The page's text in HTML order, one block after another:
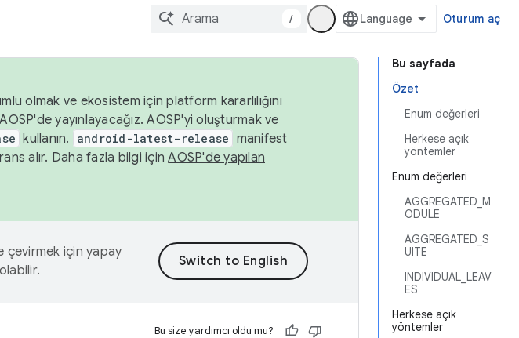
/ Oturum aç
Bu sayfada
Özet
Enum değerleri
Herkese açık
yöntemler
Enum değerleri
AGGREGATED_M
ODULE
AGGREGATED_S
UITE
INDIVIDUAL_LEAV
ES
Herkese açık
yöntemler
olmak ve ekosistem için platform kararlılığını
yayınlayacağız. AOSP'yi oluşturmak ve
kullanın. android-latest-release manifest
alır. Daha fazla bilgi içinAOSP'de yapılan
çevirmek için yapay
Bu size yardımcı oldu mu?